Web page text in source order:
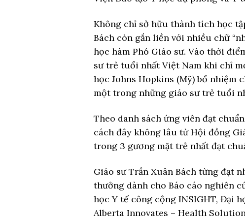
Không chỉ sở hữu thành tích học
Bách còn gắn liền với nhiều chữ
học hàm Phó Giáo sư. Vào thời
sư trẻ tuổi nhất Việt Nam khi chỉ
học Johns Hopkins (Mỹ) bổ nhiệm
một trong những giáo sư trẻ tuổi
Theo danh sách ứng viên đạt
cách đây không lâu từ Hội đồng
trong 3 gương mặt trẻ nhất đạt
Giáo sư Trần Xuân Bách từng đạt
thưởng dành cho Báo cáo nghiên
học Y tế công cộng INSIGHT, Đại
Alberta Innovates – Health